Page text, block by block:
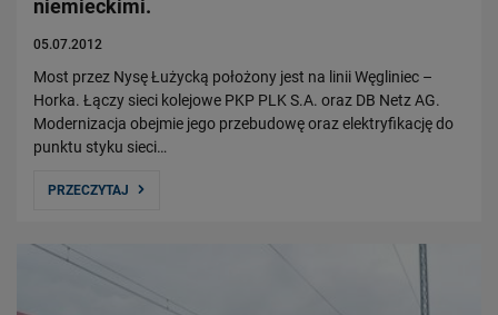
niemieckimi.
05.07.2012
Most przez Nysę Łużycką położony jest na linii Węgliniec –
Horka. Łączy sieci kolejowe PKP PLK S.A. oraz DB Netz AG.
Modernizacja obejmie jego przebudowę oraz elektryfikację do
punktu styku sieci…
PRZECZYTAJ